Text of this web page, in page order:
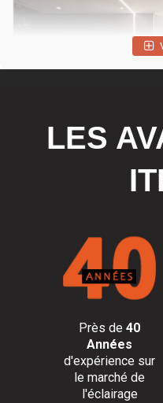
LES
Près de 40
Années
d'expérience sur
le marché de
l'éclairage